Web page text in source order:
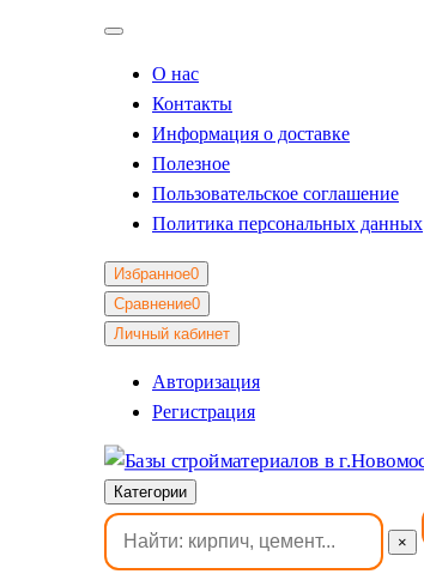
О нас
Контакты
Информация о доставке
Полезное
Пользовательское соглашение
Политика персональных данных
Избранное0
Сравнение0
Личный кабинет
Авторизация
Регистрация
Категории
×